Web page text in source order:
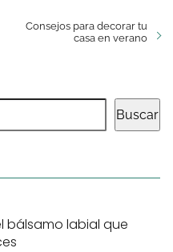
Consejos para decorar tu
casa en verano
Buscar
bálsamo labial que